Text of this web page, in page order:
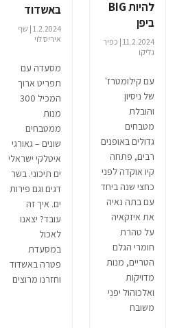
להיות BIG
ביפן
11.2.2024 | כפיר
גליקו
עם קילומטרז'
של ניסיון
והובלת
מטבחים
גדולים באופנים
רבים, פתחה
קיו אוקדה לפני
כחצי שנה ביחד
עם בתה נאיה
את איזקאיה
על טהרת
חומרי הגלם
הטריים, מנות
מדויקות
ואלכוהול יפני
משובח
באשדוד
1.2.2024 | שף
איריס לוי
מסעדה עם
תפריט ארוך
המכיל 300
מנות
ממטבחים
שונים – גאורגי
איטלקי ישראלי
ים תיכוני. בשר
דגים וגם פירות
ים. איך זה
עובד? יצאנו
לאכול
במסעדת
פטרה באשדוד
וחזרנו מרוצים